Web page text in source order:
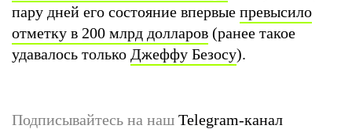
пару дней его состояние впервые превысило
отметку в 200 млрд долларов (ранее такое
удавалось только Джеффу Безосу).
Подписывайтесь на наш Telegram-канал